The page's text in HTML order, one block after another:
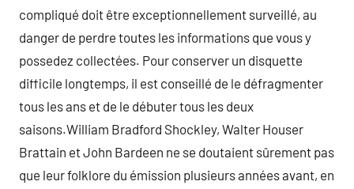
compliqué doit être exceptionnellement surveillé, au
danger de perdre toutes les informations que vous y
possedez collectées. Pour conserver un disquette
difficile longtemps, il est conseillé de le défragmenter
tous les ans et de le débuter tous les deux
saisons.William Bradford Shockley, Walter Houser
Brattain et John Bardeen ne se doutaient sûrement pas
que leur folklore du émission plusieurs années avant, en